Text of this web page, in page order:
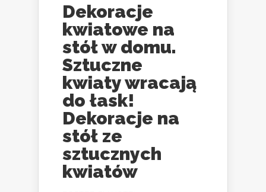
Dekoracje
kwiatowe na
stół w domu.
Sztuczne
kwiaty wracają
do łask!
Dekoracje na
stół ze
sztucznych
kwiatów